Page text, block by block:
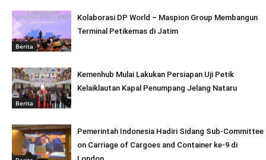
Berita
Kolaborasi DP World – Maspion Group Membangun
Terminal Petikemas di Jatim
Berita
Kemenhub Mulai Lakukan Persiapan Uji Petik
Kelaiklautan Kapal Penumpang Jelang Nataru
Pemerintah Indonesia Hadiri Sidang Sub-Committee
on Carriage of Cargoes and Container ke-9 di